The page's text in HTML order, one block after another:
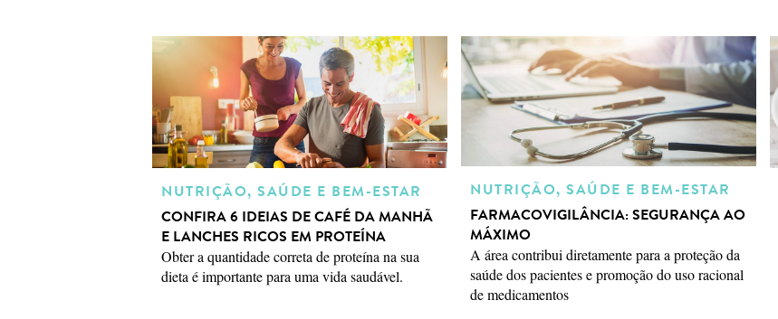
NUTRIÇÃO, SAÚDE E BEM-ESTAR
CONFIRA 6 IDEIAS DE CAFÉ DA MANHÃ
E LANCHES RICOS EM PROTEÍNA
Obter a quantidade correta de proteína na sua
dieta é importante para uma vida saudável.
NUTRIÇÃO, SAÚDE E BEM-ESTAR
FARMACOVIGILÂNCIA: SEGURANÇA AO
MÁXIMO
A área contribui diretamente para a proteção da
saúde dos pacientes e promoção do uso racional
de medicamentos